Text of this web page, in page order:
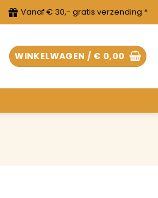
Vanaf € 30,- gratis verzending *
WINKELWAGEN / € 0,00